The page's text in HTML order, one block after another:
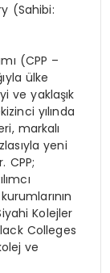
(Sahibi:
(CPP –
ülke
ve yaklaşık
yılında
markalı
yeni
CPP;
Kolejler
Colleges
ve